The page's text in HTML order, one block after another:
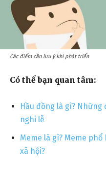
Các điểm cần lưu ý khi phát triển
Có thể bạn quan tâm:
Hầu đồng là gì?
nghi lễ
Meme là gì? Meme
xã hội?